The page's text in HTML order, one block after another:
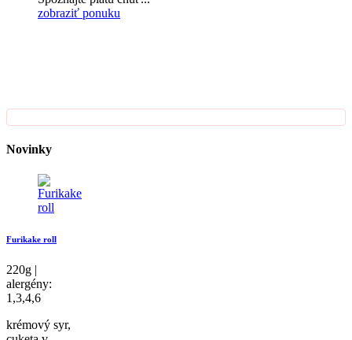
zobraziť ponuku
Novinky
Furikake roll
220g |
alergény:
1,3,4,6
krémový syr,